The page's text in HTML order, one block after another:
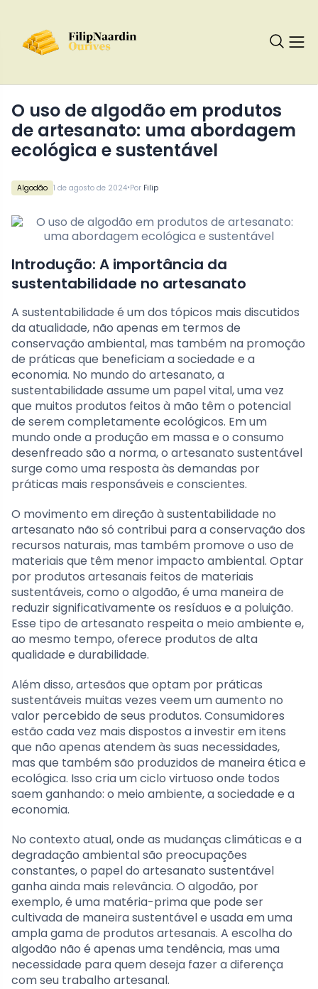
Algodão 1 de agosto de 2024•Por Filip
O uso de algodão em produtos
de artesanato: uma abordagem
ecológica e sustentável
Introdução: A importância da
sustentabilidade no artesanato
A sustentabilidade é um dos tópicos mais discutidos
da atualidade, não apenas em termos de
conservação ambiental, mas também na promoção
de práticas que beneficiam a sociedade e a
economia. No mundo do artesanato, a
sustentabilidade assume um papel vital, uma vez
que muitos produtos feitos à mão têm o potencial
de serem completamente ecológicos. Em um
mundo onde a produção em massa e o consumo
desenfreado são a norma, o artesanato sustentável
surge como uma resposta às demandas por
práticas mais responsáveis e conscientes.
O movimento em direção à sustentabilidade no
artesanato não só contribui para a conservação dos
recursos naturais, mas também promove o uso de
materiais que têm menor impacto ambiental. Optar
por produtos artesanais feitos de materiais
sustentáveis, como o algodão, é uma maneira de
reduzir significativamente os resíduos e a poluição.
Esse tipo de artesanato respeita o meio ambiente e,
ao mesmo tempo, oferece produtos de alta
qualidade e durabilidade.
Além disso, artesãos que optam por práticas
sustentáveis muitas vezes veem um aumento no
valor percebido de seus produtos. Consumidores
estão cada vez mais dispostos a investir em itens
que não apenas atendem às suas necessidades,
mas que também são produzidos de maneira ética e
ecológica. Isso cria um ciclo virtuoso onde todos
saem ganhando: o meio ambiente, a sociedade e a
economia.
No contexto atual, onde as mudanças climáticas e a
degradação ambiental são preocupações
constantes, o papel do artesanato sustentável
ganha ainda mais relevância. O algodão, por
exemplo, é uma matéria-prima que pode ser
cultivada de maneira sustentável e usada em uma
ampla gama de produtos artesanais. A escolha do
algodão não é apenas uma tendência, mas uma
necessidade para quem deseja fazer a diferença
com seu trabalho artesanal.